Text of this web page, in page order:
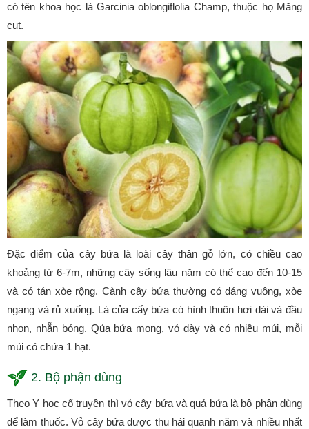
có tên khoa học là Garcinia oblongiflolia Champ, thuộc họ Măng
cụt.
Đặc điểm của cây bứa là loài cây thân gỗ lớn, có chiều cao
khoảng từ 6-7m, những cây sống lâu năm có thể cao đến 10-15
và có tán xòe rộng. Cành cây bứa thường có dáng vuông, xòe
ngang và rủ xuống. Lá của cấy bứa có hình thuôn hơi dài và đầu
nhọn, nhẵn bóng. Qủa bứa mọng, vỏ dày và có nhiều múi, mỗi
múi có chứa 1 hạt.
2. Bộ phận dùng
Theo Y học cổ truyền thì vỏ cây bứa và quả bứa là bộ phận dùng
để làm thuốc. Vỏ cây bứa được thu hái quanh năm và nhiều nhất